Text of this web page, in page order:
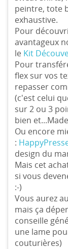
peintre, tote
exhaustive.
Pour
avantageux
le Kit
Pour
flex sur vos
repasser
(c'est celui
sur 2 ou 3
bien
Ou encore
:
design du
Mais cet
si vous
:-)
Vous aurez
mais ça
conseille
une lame
couturières)